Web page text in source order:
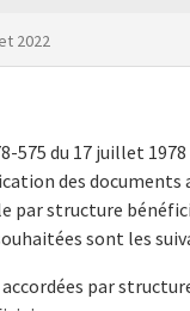
2022
575 du 17 juillet
des
par structure
sont les
par